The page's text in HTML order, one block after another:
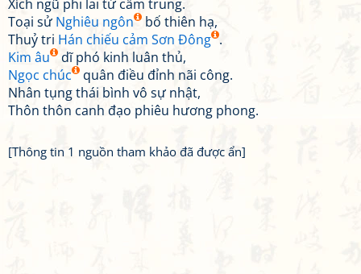
Xích ngũ phi lai tử cấm trung.
Toại sử Nghiêu ngôn
bố thiên hạ,
Thuỷ tri Hán chiếu cảm Sơn Đông .
Kim âu
dĩ phó kinh luân thủ,
Ngọc chúc
quân điều đỉnh nãi công.
Nhân tụng thái bình vô sự nhật,
Thôn thôn canh đạo phiêu hương phong.
[Thông tin 1 nguồn tham khảo đã được ẩn]